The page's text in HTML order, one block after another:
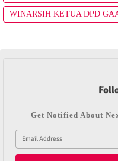
WINARSIH KETUA DPD
Get Notified About